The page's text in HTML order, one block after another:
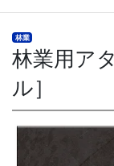
林業
林業用ア
ル］